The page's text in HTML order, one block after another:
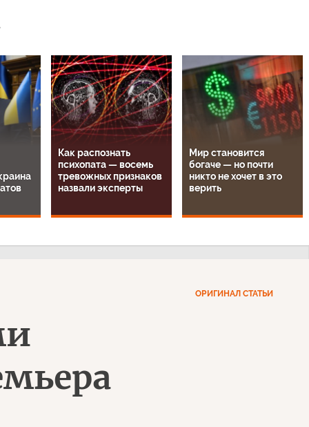
Как распознать
психопата — восемь
тревожных признаков
назвали эксперты
Мир становится
богаче — но почти
никто не хочет в это
верить
ОРИГИНАЛ СТАТЬИ